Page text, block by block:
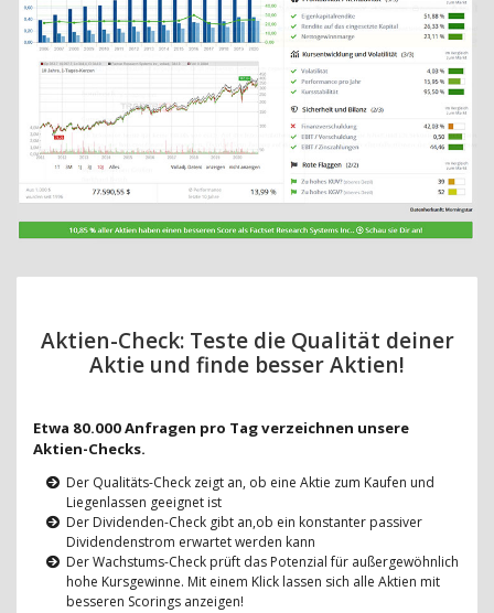
Aktien-Check: Teste die Qualität deiner
Aktie und finde besser Aktien!
Etwa 80.000 Anfragen pro Tag verzeichnen unsere
Aktien-Checks.
Der Qualitäts-Check zeigt an, ob eine Aktie zum Kaufen und
Liegenlassen geeignet ist
Der Dividenden-Check gibt an,ob ein konstanter passiver
Dividendenstrom erwartet werden kann
Der Wachstums-Check prüft das Potenzial für außergewöhnlich
hohe Kursgewinne. Mit einem Klick lassen sich alle Aktien mit
besseren Scorings anzeigen!